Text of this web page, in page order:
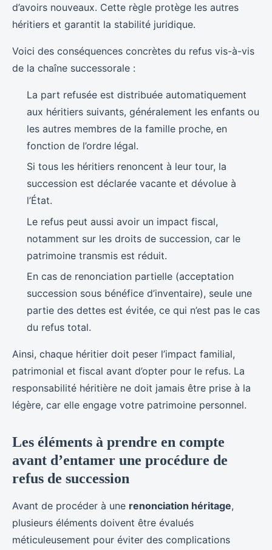
d’avoirs nouveaux. Cette règle protège les autres
héritiers et garantit la stabilité juridique.
Voici des conséquences concrètes du refus vis-à-vis
de la chaîne successorale :
La part refusée est distribuée automatiquement
aux héritiers suivants, généralement les enfants ou
les autres membres de la famille proche, en
fonction de l’ordre légal.
Si tous les héritiers renoncent à leur tour, la
succession est déclarée vacante et dévolue à
l’État.
Le refus peut aussi avoir un impact fiscal,
notamment sur les droits de succession, car le
patrimoine transmis est réduit.
En cas de renonciation partielle (acceptation
succession sous bénéfice d’inventaire), seule une
partie des dettes est évitée, ce qui n’est pas le cas
du refus total.
Ainsi, chaque héritier doit peser l’impact familial,
patrimonial et fiscal avant d’opter pour le refus. La
responsabilité héritière ne doit jamais être prise à la
légère, car elle engage votre patrimoine personnel.
Les éléments à prendre en compte
avant d’entamer une procédure de
refus de succession
Avant de procéder à une renonciation héritage,
plusieurs éléments doivent être évalués
méticuleusement pour éviter des complications